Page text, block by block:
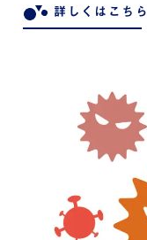
詳しくはこちら